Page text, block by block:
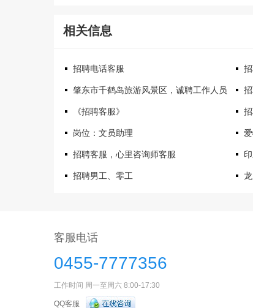
相关信息
招聘电话客服
肇东市千鹤岛旅游风景区，诚聘工作人员
《招聘客服》
岗位：文员助理
招聘客服，心里咨询师客服
招聘男工、零工
客服电话
0455-7777356
工作时间 周一至周六 8:00-17:30
QQ客服